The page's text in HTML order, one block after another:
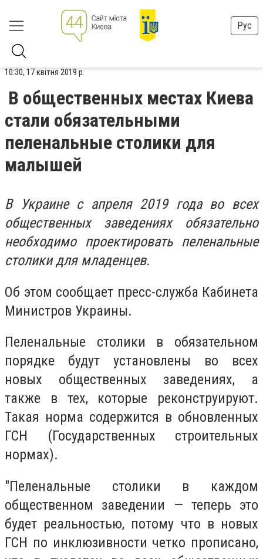
Рус
10:30, 17 квітня 2019 р.
В общественных местах Киева
стали обязательными
пеленальные столики для
малышей
В Украине с апреля 2019 года во всех
общественных заведениях обязательно
необходимо проектировать пеленальные
столики для младенцев.
Об этом сообщает пресс-служба Кабинета
Министров Украины.
Пеленальные столики в обязательном
порядке будут установлены во всех
новых общественных заведениях, а
также в тех, которые реконструируют.
Такая норма содержится в обновленных
ГСН (Государственных строительных
нормах).
″Пеленальные столики в каждом
общественном заведении — теперь это
будет реальностью, потому что в новых
ГСН по инклюзивности четко прописано,